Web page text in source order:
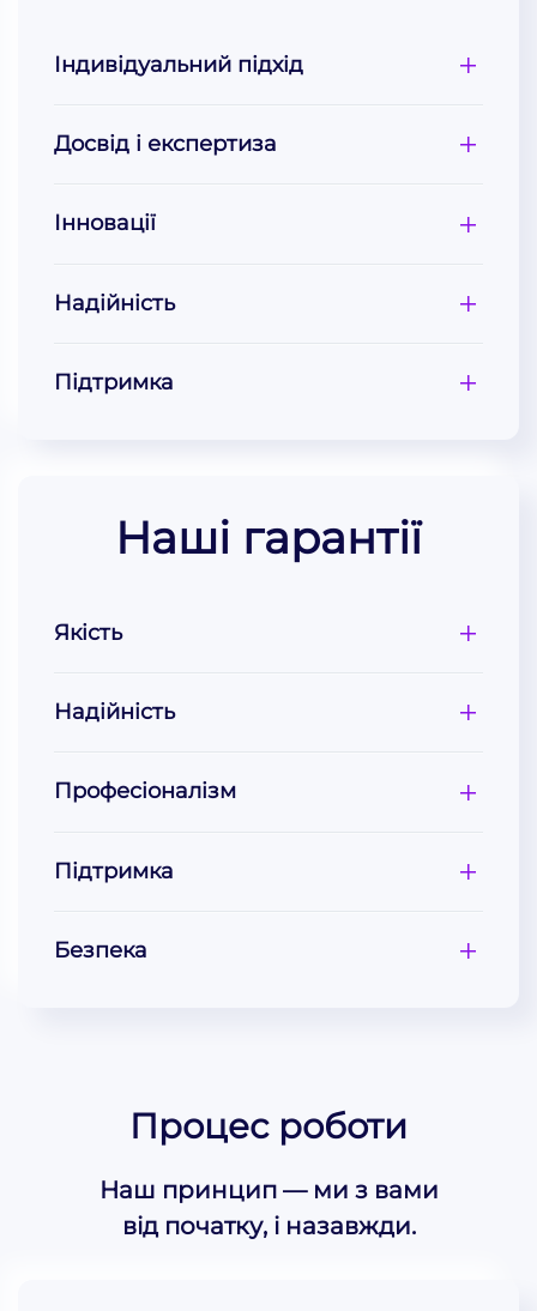
Індивідуальний підхід
Досвід і експертиза
Інновації
Надійність
Підтримка
Наші гарантії
Якість
Надійність
Професіоналізм
Підтримка
Безпека
Процес роботи
Наш принцип — ми з вами
від початку, і назавжди.